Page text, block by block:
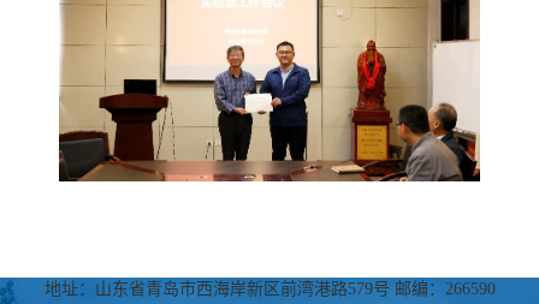
地址：山东省青岛市西海岸新区前湾港路579号 邮编：266590